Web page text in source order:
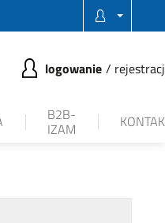
logowanie
B2B-
IZAM